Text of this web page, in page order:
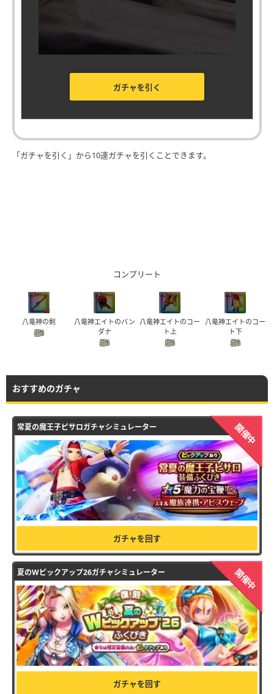
ガチャを引く
「ガチャを引く」から10連ガチャを引くことできます。
コンプリート
八竜神の剣
星5
八竜神エイトのバン
ダナ
星5
八竜神エイトのコー
ト上
星5
八竜神エイトのコー
ト下
星5
おすすめのガチャ
開催中
常夏の魔王子ピサロガチャシミュレーター
ガチャを回す
開催中
夏のWピックアップ26ガチャシミュレーター
ガチャを回す